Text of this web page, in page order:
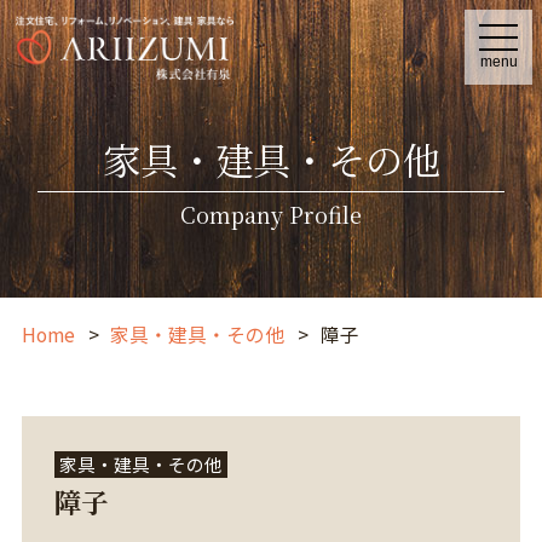
t
o
g
g
l
n
v
i
menu
家具・建具・その他
Company Profile
Home 家具・建具・その他 障子
家具・建具・その他
障子